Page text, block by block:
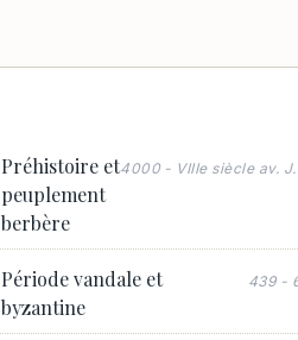
Préhistoire et
peuplement
berbère
4000 - VIIIe siècle av.
Période vandale et
byzantine
439 -